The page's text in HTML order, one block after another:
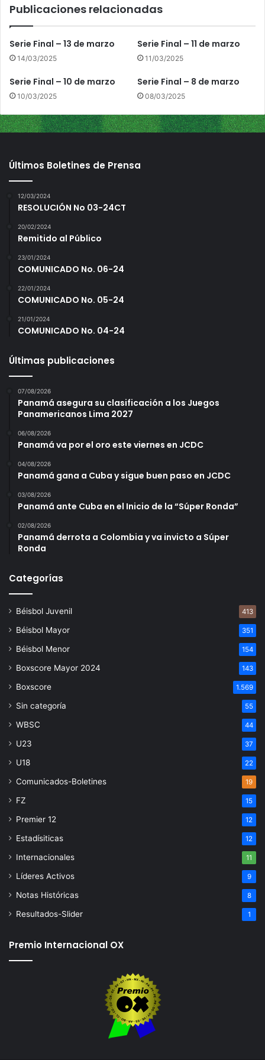
e
b
r
r
o
Publicaciones relacionadas
Serie Final – 13 de marzo
14/03/2025
Serie Final – 11 de marzo
11/03/2025
Serie Final – 10 de marzo
10/03/2025
Serie Final – 8 de marzo
08/03/2025
Últimos Boletines de Prensa
12/03/2024
RESOLUCIÓN No 03-24CT
20/02/2024
Remitido al Público
23/01/2024
COMUNICADO No. 06-24
22/01/2024
COMUNICADO No. 05-24
21/01/2024
COMUNICADO No. 04-24
Últimas publicaciones
07/08/2026
Panamá asegura su clasificación a los Juegos
Panamericanos Lima 2027
06/08/2026
Panamá va por el oro este viernes en JCDC
04/08/2026
Panamá gana a Cuba y sigue buen paso en JCDC
03/08/2026
Panamá ante Cuba en el Inicio de la “Súper Ronda”
02/08/2026
Panamá derrota a Colombia y va invicto a Súper
Ronda
Categorías
Béisbol Juvenil 413
Béisbol Mayor 351
Béisbol Menor 154
Boxscore Mayor 2024 143
Boxscore 1.569
Sin categoría 55
WBSC 44
U23 37
U18 22
Comunicados-Boletines 19
FZ 15
Premier 12 12
Estadísiticas 12
Internacionales 11
Líderes Activos 9
Notas Históricas 8
Resultados-Slider 1
Premio Internacional OX